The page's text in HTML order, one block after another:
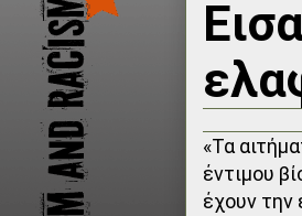
«Τα
έντιμου
έχουν την